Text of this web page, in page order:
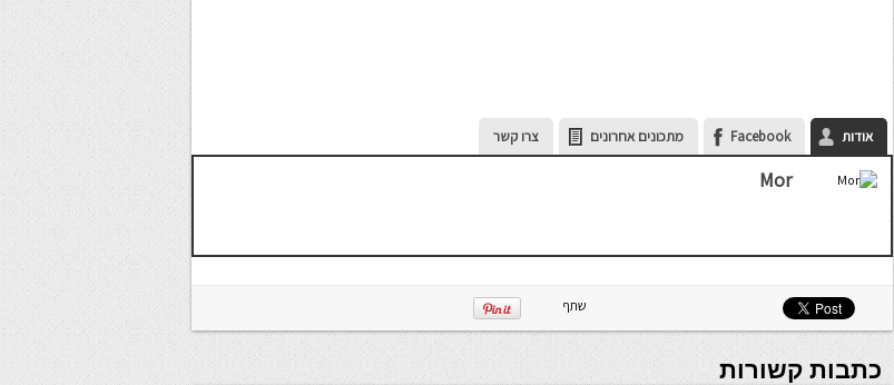
אודות Facebook מתכונים אחרונים צרו קשר
Mor
שתף
כתבות קשורות